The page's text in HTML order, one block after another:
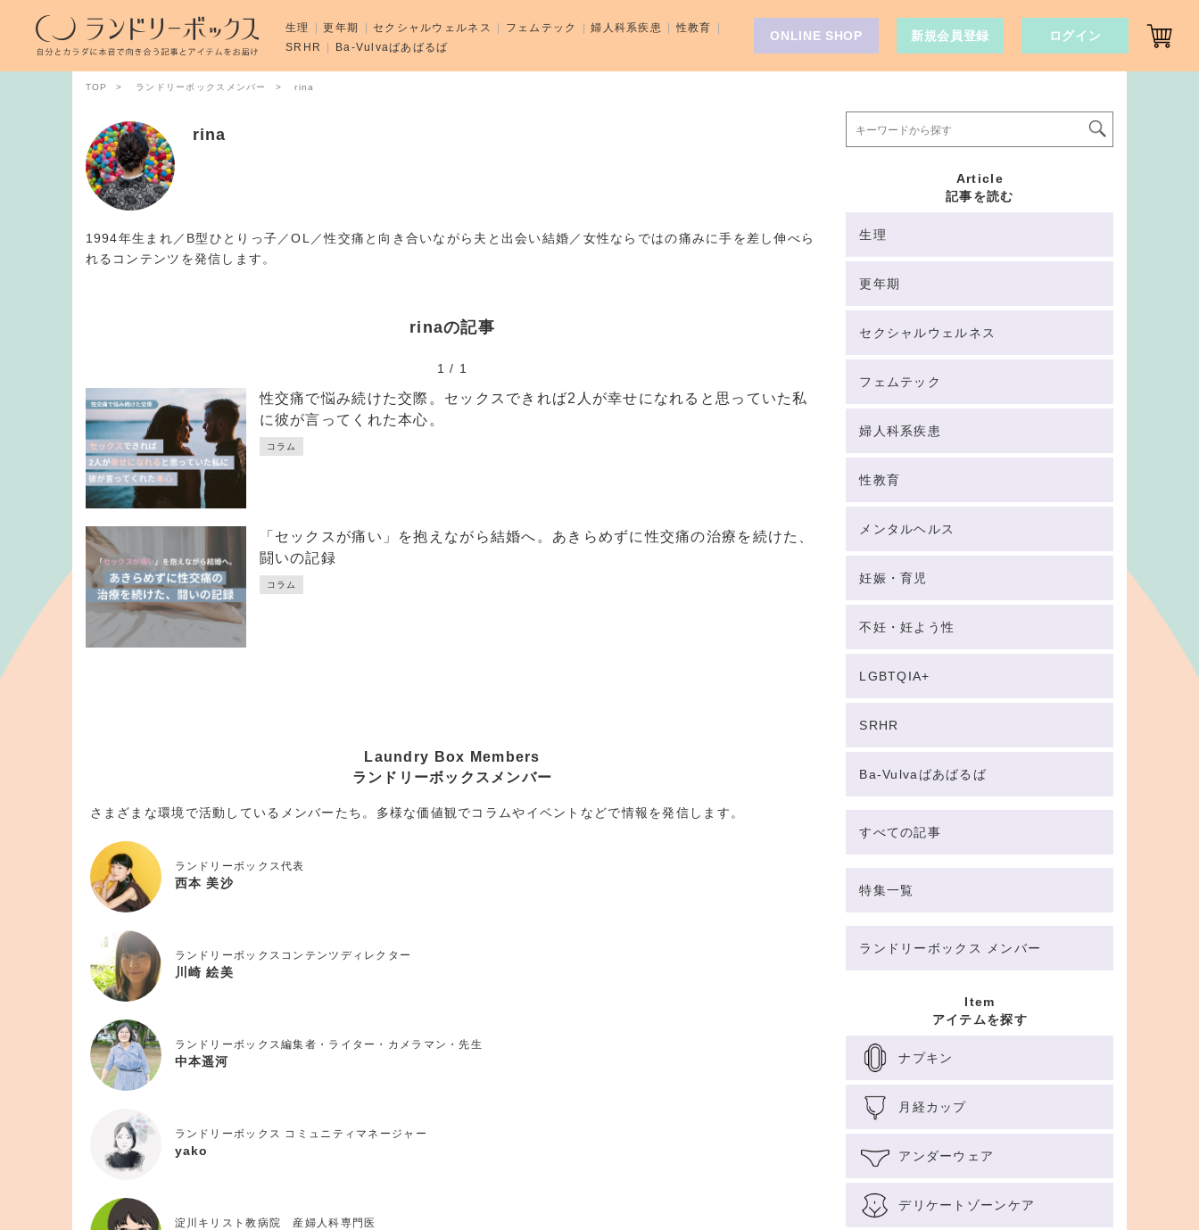
TOP ランドリーボックスメンバー rina
rina
1994年生まれ／B型ひとりっ子／OL／性交痛と向き合いながら夫と出会い結婚／女性ならではの痛みに手を差し伸べら
れるコンテンツを発信します。
rinaの記事
1 / 1
性交痛で悩み続けた交際。セックスできれば2人が幸せになれると思っていた私
に彼が言ってくれた本心。
コラム
「セックスが痛い」を抱えながら結婚へ。あきらめずに性交痛の治療を続けた、
闘いの記録
コラム
Laundry Box Members
ランドリーボックスメンバー
さまざまな環境で活動しているメンバーたち。多様な価値観でコラムやイベントなどで情報を発信します。
ランドリーボックス代表
西本 美沙
ランドリーボックスコンテンツディレクター
川崎 絵美
ランドリーボックス編集者・ライター・カメラマン・先生
中本遥河
ランドリーボックス コミュニティマネージャー
yako
淀川キリスト教病院 産婦人科専門医
Article
記事を読む
生理
更年期
セクシャルウェルネス
フェムテック
婦人科系疾患
性教育
メンタルヘルス
妊娠・育児
不妊・妊よう性
LGBTQIA+
SRHR
Ba-Vulvaばあばるば
すべての記事
特集一覧
ランドリーボックス メンバー
Item
アイテムを探す
ナプキン
月経カップ
アンダーウェア
デリケートゾーンケア
生理 更年期 セクシャルウェルネス フェムテック 婦人科系疾患
性教育
SRHR
Ba-Vulvaばあばるば
ONLINE SHOP 新規会員登録 ログイン